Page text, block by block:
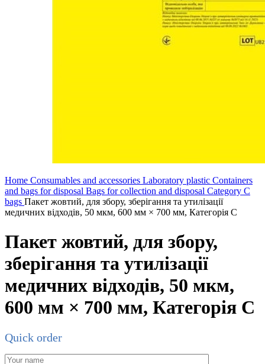
Home Consumables and accessories Laboratory plastic Containers
and bags for disposal Bags for collection and disposal Category C
bags Пакет жовтий, для збору, зберігання та утилізації
медичних відходів, 50 мкм, 600 мм × 700 мм, Категорія С
Пакет жовтий, для збору,
зберігання та утилізації
медичних відходів, 50 мкм,
600 мм × 700 мм, Категорія С
Quick order